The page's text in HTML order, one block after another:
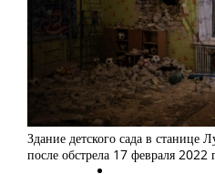
Здание детского сада в станице
после обстрела 17 февраля